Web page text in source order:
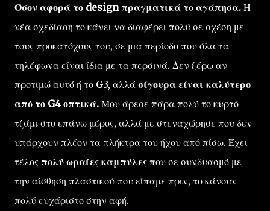
Όσον αφορά το design πραγματικά το αγάπησα. Η
νέα σχεδίαση το κάνει να διαφέρει πολύ σε σχέση με
τους προκατόχους του, σε μια περίοδο που όλα τα
τηλέφωνα είναι ίδια με τα περσινά. Δεν ξέρω αν
προτιμώ αυτό ή το G3, αλλά σίγουρα είναι καλύτερο
από το G4 οπτικά. Μου άρεσε πάρα πολύ το κυρτό
τζάμι στο επάνω μέρος, αλλά με στεναχώρησε που δεν
υπάρχουν πλέον τα πλήκτρα του ήχου από πίσω. Έχει
τέλος πολύ ωραίες καμπύλες που σε συνδυασμό με
την αίσθηση πλαστικού που είπαμε πριν, το κάνουν
πολύ ευχάριστο στην αφή.